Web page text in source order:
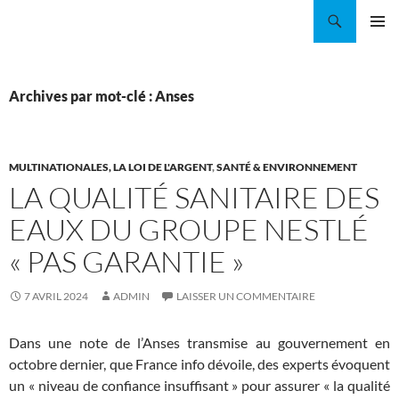
Archives par mot-clé : Anses
MULTINATIONALES, LA LOI DE L'ARGENT,SANTÉ & ENVIRONNEMENT
LA QUALITÉ SANITAIRE DES
EAUX DU GROUPE NESTLÉ
« PAS GARANTIE »
7 AVRIL 2024 ADMIN LAISSER UN COMMENTAIRE
Dans une note de l’Anses transmise au gouvernement en
octobre dernier, que France info dévoile, des experts évoquent
un « niveau de confiance insuffisant » pour assurer « la qualité